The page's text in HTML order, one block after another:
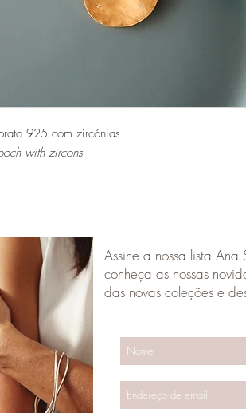
925 com zircónias
with zircons
Assine a nossa lista Ana
conheça as nossas
das novas coleções e